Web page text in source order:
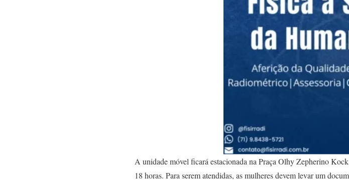
A unidade móvel ficará estacionada na Praça Olhy Zepherino
18 horas. Para serem atendidas, as mulheres devem levar um